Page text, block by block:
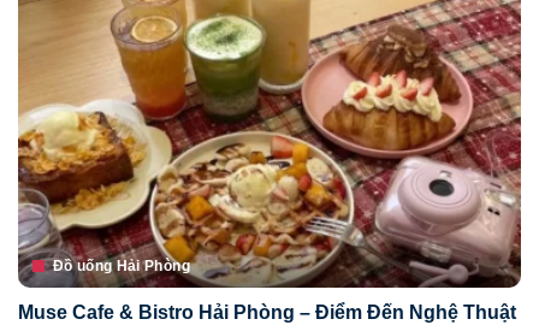
Đồ uống Hải Phòng
Muse Cafe & Bistro Hải Phòng – Điểm Đến Nghệ Thuật